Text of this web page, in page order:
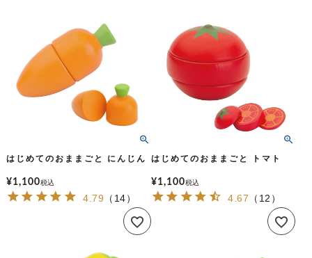
はじめてのおままごと にんじん
¥1,100税込
4.79 （ 14）
はじめてのおままごと トマト
¥1,100税込
4.67 （ 12 ）